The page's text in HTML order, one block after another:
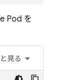
Pod を
見る